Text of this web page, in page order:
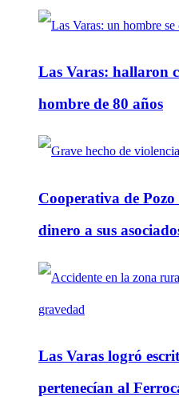
Las Varas: hallaron
hombre de 80 años
Cooperativa de
dinero a sus
Las Varas logró
pertenecían al